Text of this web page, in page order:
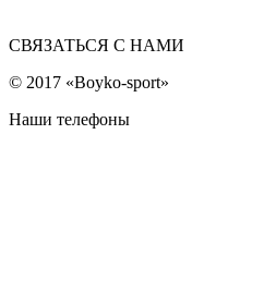
СВЯЗАТЬСЯ С НАМИ
© 2017 «Boyko-sport»
Наши телефоны